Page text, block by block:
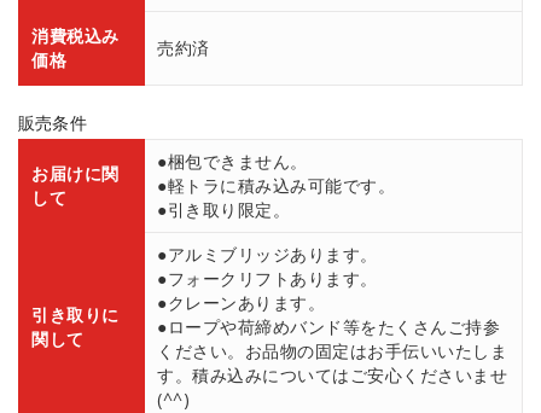
消費税込み
価格
売約済
販売条件
お届けに関
して
●梱包できません。
●軽トラに積み込み可能です。
●引き取り限定。
引き取りに
関して
●アルミブリッジあります。
●フォークリフトあります。
●クレーンあります。
●ロープや荷締めバンド等をたくさんご持参
ください。お品物の固定はお手伝いいたしま
す。積み込みについてはご安心くださいませ
(^^)